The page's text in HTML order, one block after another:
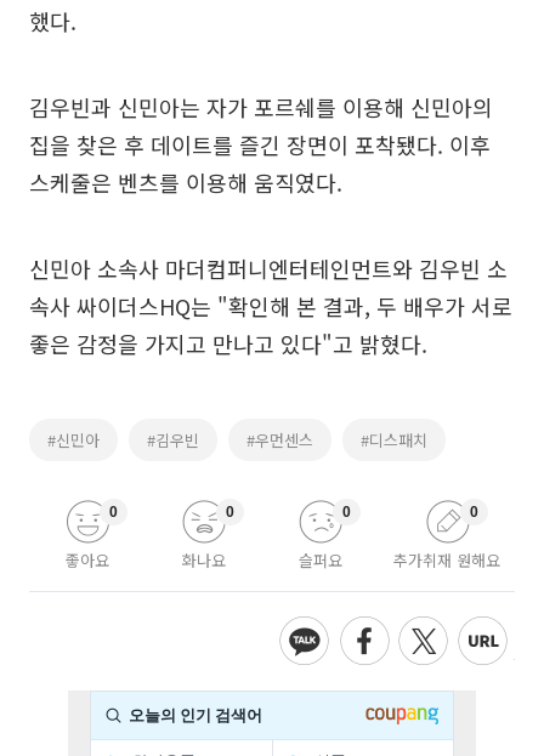
했다.
김우빈과 신민아는 자가 포르쉐를 이용해 신민아의
집을 찾은 후 데이트를 즐긴 장면이 포착됐다. 이후
스케줄은 벤츠를 이용해 움직였다.
신민아 소속사 마더컴퍼니엔터테인먼트와 김우빈 소
속사 싸이더스HQ는 "확인해 본 결과, 두 배우가 서로
좋은 감정을 가지고 만나고 있다"고 밝혔다.
#신민아 #김우빈 #우먼센스 #디스패치
좋아요
0
화나요
0
슬퍼요
0
추가취재 원해요
0